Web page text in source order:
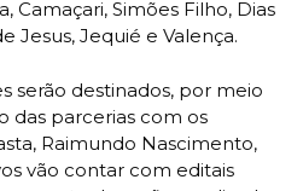
Camaçari, Simões Filho, Dias
Jesus, Jequié e Valença.
serão destinados, por meio
das parcerias com os
Raimundo Nascimento,
vão contar com editais